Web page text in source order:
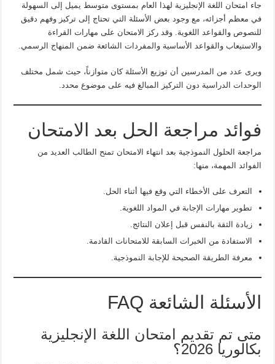
جاء امتحان اللغة الإنجليزية لهذا العام بمستوى متوسط يميل إلى السهولة
في معظم أجزائه، مع وجود بعض الأسئلة التي تحتاج إلى تركيز وفهم دقيق
للنصوص والقواعد اللغوية. وقد ركز الامتحان على مهارات القراءة
والاستيعاب والقواعد الأساسية والمفردات الشائعة ضمن المنهاج الرسمي.
ويرى عدد من المدرسين أن توزيع الأسئلة كان متوازناً، حيث شمل مختلف
الوحدات الدراسية دون التركيز المبالغ فيه على موضوع محدد.
فوائد مراجعة الحل بعد الامتحان
مراجعة الحلول النموذجية بعد انتهاء الامتحان تمنح الطالب العديد من
الفوائد المهمة، منها:
التعرف على الأخطاء التي وقع فيها أثناء الحل.
تطوير مهارات الإجابة في المواد اللغوية.
زيادة الثقة بالنفس قبل إعلان النتائج.
الاستفادة من الخبرات السابقة للامتحانات القادمة.
معرفة الطريقة الصحيحة للإجابة النموذجية.
الأسئلة الشائعة FAQ
متى تم تقديم امتحان اللغة الإنجليزية
بكالوريا 2026؟